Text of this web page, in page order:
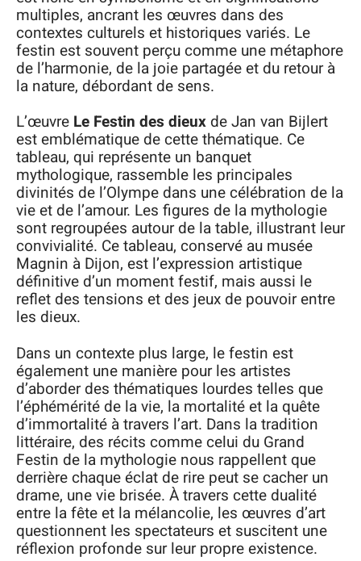
multiples, ancrant les œuvres dans des
contextes culturels et historiques variés. Le
festin est souvent perçu comme une métaphore
de l’harmonie, de la joie partagée et du retour à
la nature, débordant de sens.
L’œuvre Le Festin des dieux de Jan van Bijlert
est emblématique de cette thématique. Ce
tableau, qui représente un banquet
mythologique, rassemble les principales
divinités de l’Olympe dans une célébration de la
vie et de l’amour. Les figures de la mythologie
sont regroupées autour de la table, illustrant leur
convivialité. Ce tableau, conservé au musée
Magnin à Dijon, est l’expression artistique
définitive d’un moment festif, mais aussi le
reflet des tensions et des jeux de pouvoir entre
les dieux.
Dans un contexte plus large, le festin est
également une manière pour les artistes
d’aborder des thématiques lourdes telles que
l’éphémérité de la vie, la mortalité et la quête
d’immortalité à travers l’art. Dans la tradition
littéraire, des récits comme celui du Grand
Festin de la mythologie nous rappellent que
derrière chaque éclat de rire peut se cacher un
drame, une vie brisée. À travers cette dualité
entre la fête et la mélancolie, les œuvres d’art
questionnent les spectateurs et suscitent une
réflexion profonde sur leur propre existence.